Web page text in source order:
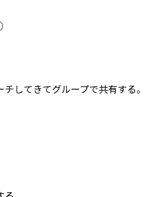
してきてグループで共有する。